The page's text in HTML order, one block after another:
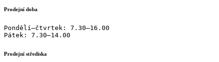
Prodejní doba
Pondělí–čtvrtek: 7.30–16.00
Pátek: 7.30–14.00
Prodejní střediska